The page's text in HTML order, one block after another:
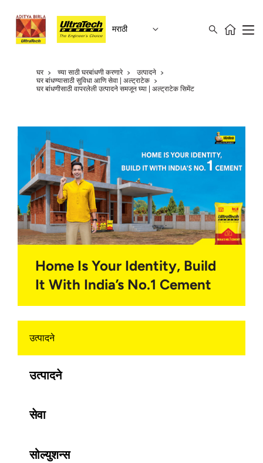
मराठी
घर च्या साठी घरबांधणी करणारे
उत्पादने
घर बांधण्यासाठी सुविधा आणि सेवा | अल्ट्राटेक
घर बांधणीसाठी वापरलेली उत्पादने समजून घ्या | अल्ट्राटेक सिमेंट
Home Is Your Identity, Build
It With India’s No.1 Cement
उत्पादने
उत्पादने
सेवा
सोल्युशन्स